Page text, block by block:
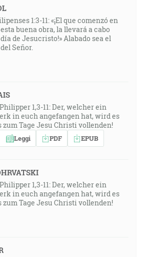
1:3-11: «¡El que comenzó en
buena obra, la llevará a cabo
de Jesucristo!» Alabado sea el
Señor.
1,3-11: Der, welcher ein
in euch angefangen hat, wird es
zum Tage Jesu Christi vollenden!
Leggi PDF EPUB
1,3-11: Der, welcher ein
in euch angefangen hat, wird es
zum Tage Jesu Christi vollenden!